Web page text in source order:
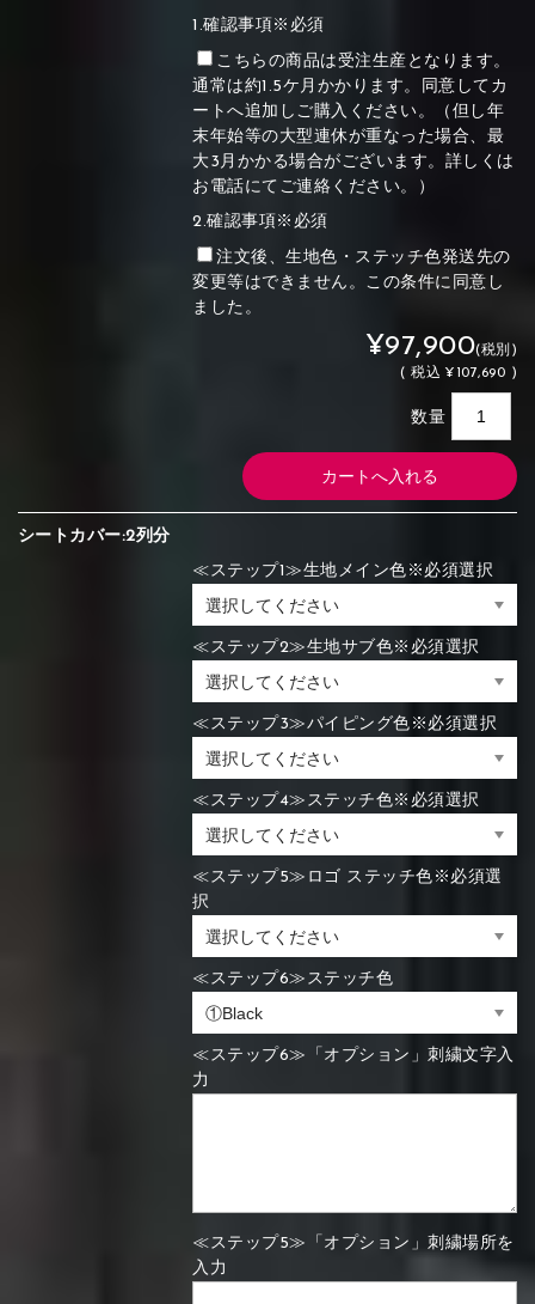
1.確認事項※必須
こちらの商品は受注生産となります。
通常は約1.5ケ月かかります。同意してカ
ートへ追加しご購入ください。（但し年
末年始等の大型連休が重なった場合、最
大3月かかる場合がございます。詳しくは
お電話にてご連絡ください。）
2.確認事項※必須
注文後、生地色・ステッチ色発送先の
変更等はできません。この条件に同意し
ました。
¥97,900(税別)
(税込 ¥107,690 )
数量
シートカバー:2列分
≪ステップ1≫生地メイン色※必須選択
≪ステップ2≫生地サブ色※必須選択
≪ステップ3≫パイピング色※必須選択
≪ステップ4≫ステッチ色※必須選択
≪ステップ5≫ロゴ ステッチ色※必須選
択
≪ステップ6≫ステッチ色
≪ステップ6≫「オプション」刺繍文字入
力
≪ステップ5≫「オプション」刺繍場所を
入力